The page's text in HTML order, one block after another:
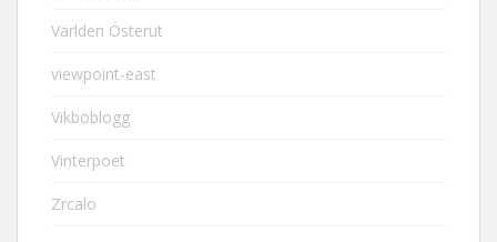
Världen Österut
viewpoint-east
Vikboblogg
Vinterpoet
Zrcalo